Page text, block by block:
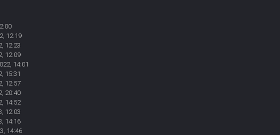
12:19
12:23
12:09
14:01
15:31
12:57
20:40
14:52
12:03
14:16
14:46